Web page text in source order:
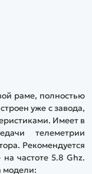
раме, полностью
уже с завода,
Имеет в
телеметрии
Рекомендуется
частоте 5.8 Ghz.
модели: